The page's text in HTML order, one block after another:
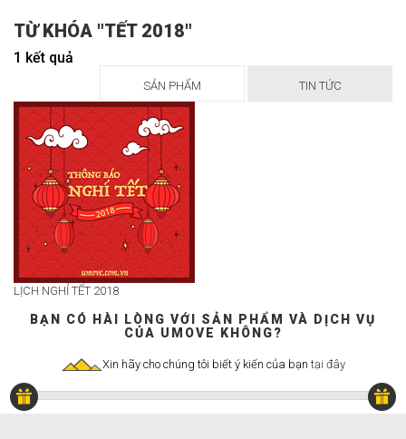
TỪ KHÓA "TẾT 2018"
1 kết quả
SẢN PHẨM TIN TỨC
LỊCH NGHỈ TẾT 2018
BẠN CÓ HÀI LÒNG VỚI SẢN PHẨM VÀ DỊCH VỤ
CỦA UMOVE KHÔNG?
Xin hãy cho chúng tôi biết ý kiến của bạn tại đây